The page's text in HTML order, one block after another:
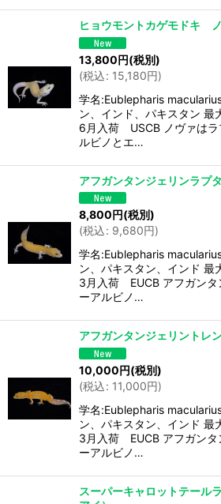
ヒョウモントカゲモドキ
13,800円(税別)
(税込: 15,180円)
学名:Eublepharis
ン、インド、パキスタン
6月入荷 USCB ノヴァはラ
ルビノとエ…
アフガンタンジェリンラプ
8,800円(税別)
(税込: 9,680円)
学名:Eublepharis
ン、パキスタン、インド
3月入荷 EUCB アフガンタ
ーアルビノ…
アフガンタンジェリントレ
10,000円(税別)
(税込: 11,000円)
学名:Eublepharis
ン、パキスタン、インド
3月入荷 EUCB アフガンタ
ーアルビノ…
スーパーキャロットテール